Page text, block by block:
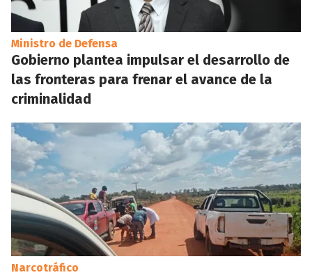
Ministro de Defensa
Gobierno plantea impulsar el desarrollo de
las fronteras para frenar el avance de la
criminalidad
Narcotráfico